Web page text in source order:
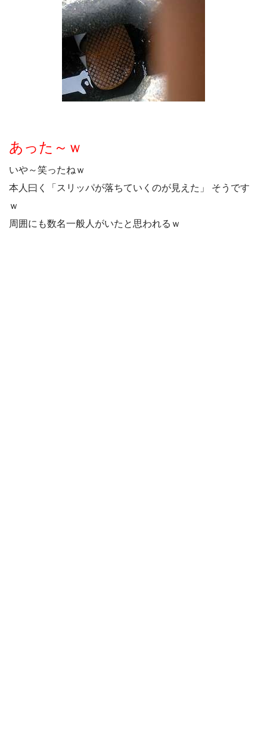
あった～ｗ
いや～笑ったねｗ
本人曰く「スリッパが落ちていくのが見えた」 そうです
ｗ
周囲にも数名一般人がいたと思われるｗ